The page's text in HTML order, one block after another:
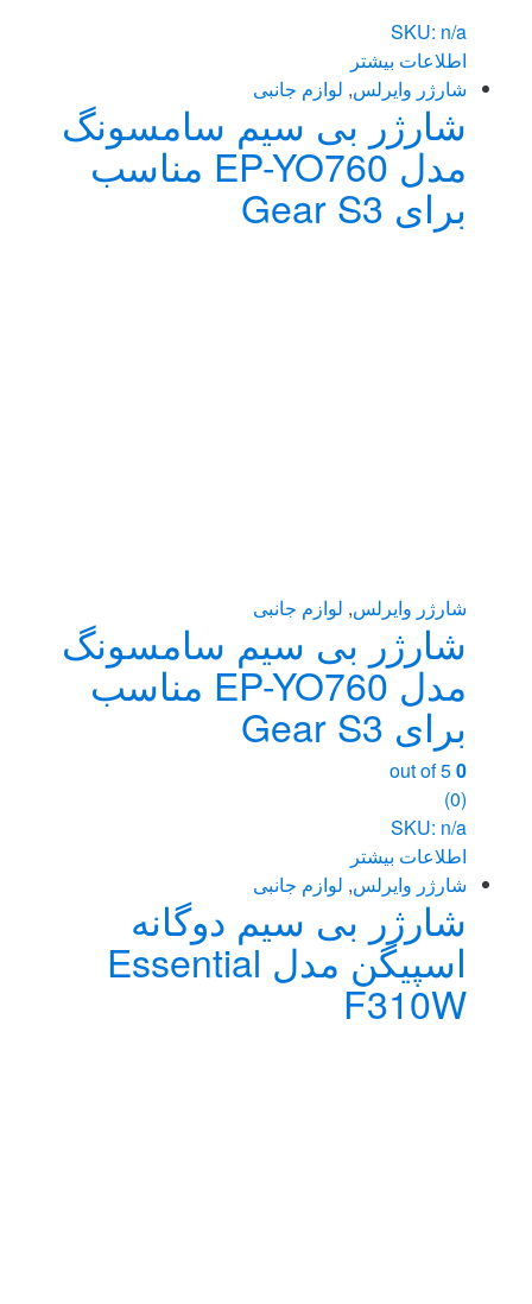
SKU: n/a
اطلاعات بیشتر
شارژر وایرلس, لوازم جانبی
شارژر بی سیم سامسونگ
مدل EP-YO760 مناسب
برای Gear S3
شارژر وایرلس, لوازم جانبی
شارژر بی سیم سامسونگ
مدل EP-YO760 مناسب
برای Gear S3
0
(0)
SKU: n/a
اطلاعات بیشتر
شارژر وایرلس, لوازم جانبی
شارژر بی سیم دوگانه
اسپیگن مدل Essential
F310W